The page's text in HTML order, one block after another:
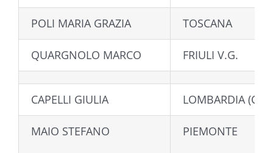
POLI MARIA GRAZIA TOSCANA
QUARGNOLO MARCO FRIULI V.G.
CAPELLI GIULIA LOMBARDIA
MAIO STEFANO PIEMONTE